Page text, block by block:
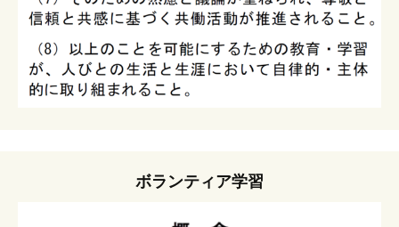
ボランティア学習